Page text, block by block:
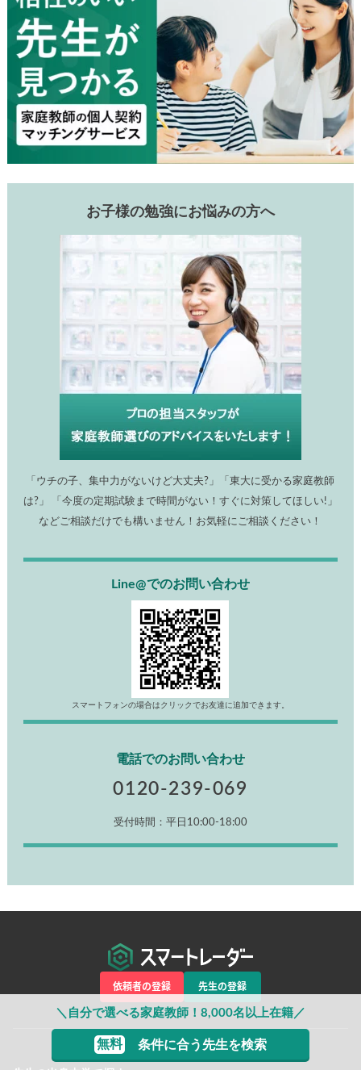
お子様の勉強にお悩みの方へ
「ウチの子、集中力がないけど大丈夫?」「東大に受かる家庭教師
は?」 「今度の定期試験まで時間がない！すぐに対策してほしい!」
などご相談だけでも構いません！お気軽にご相談ください！
Line@でのお問い合わせ
スマートフォンの場合はクリックでお友達に追加できます。
電話でのお問い合わせ
0120-239-069
受付時間：平日10:00-18:00
＼自分で選べる家庭教師！8,000名以上在籍／
無料 条件に合う先生を検索
依頼者の登録 先生の登録